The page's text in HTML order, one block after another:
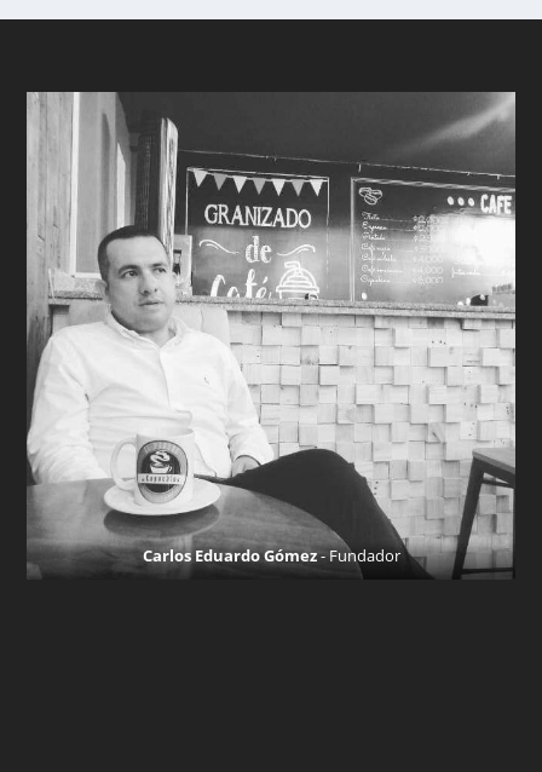
Carlos Eduardo Gómez- Fundador